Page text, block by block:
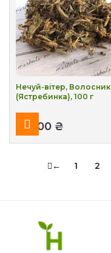
Нечуй-вітер, Волосник
(Ястребинка), 100 г
₴
← 1 2